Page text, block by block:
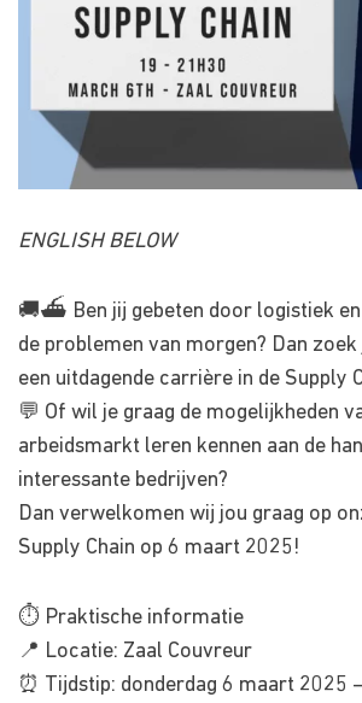
ENGLISH BELOW
🚚⛴️ Ben jij gebeten door logistiek en
de problemen van morgen? Dan
een uitdagende carrière in de Supply
💬 Of wil je graag de mogelijkheden
arbeidsmarkt leren kennen aan de
interessante bedrijven?
Dan verwelkomen wij jou graag op
Supply Chain op 6 maart 2025!
⏱ Praktische informatie
📍 Locatie: Zaal Couvreur
⏰ Tijdstip: donderdag 6 maart 2025